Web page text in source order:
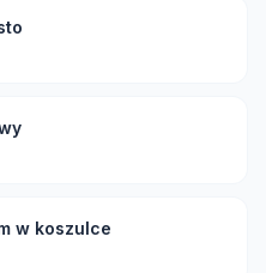
w koszulce